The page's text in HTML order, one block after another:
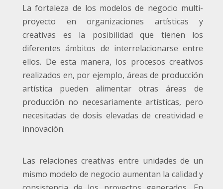
La fortaleza de los modelos de negocio multi-
proyecto en organizaciones artísticas y
creativas es la posibilidad que tienen los
diferentes ámbitos de interrelacionarse entre
ellos. De esta manera, los procesos creativos
realizados en, por ejemplo, áreas de producción
artística pueden alimentar otras áreas de
producción no necesariamente artísticas, pero
necesitadas de dosis elevadas de creatividad e
innovación.
Las relaciones creativas entre unidades de un
mismo modelo de negocio aumentan la calidad y